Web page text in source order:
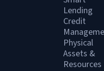
Lending
Credit
Physical
Assets &
Resources